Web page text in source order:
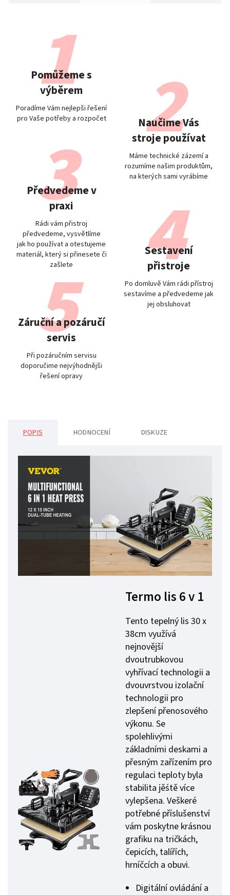
Pomůžeme s
výběrem
Poradíme Vám nejlepši řešení
pro Vaše potřeby a rozpočet
Naučime Vás
stroje používat
Máme technické zázemí a
rozumíme našim produktům,
na kterých sami vyrábíme
Předvedeme v
praxi
Rádi vám přistroj
předvedeme, vysvětlíme
jak ho používat a otestujeme
materiál, který si přinesete či
zašlete
Sestavení
přistroje
Po domluvě Vám rádi přístroj
sestavíme a předvedeme jak
jej obsluhovat
Záruční a pozáručí
servis
Při pozáručním servisu
doporučime nejvýhodnějši
řešení opravy
POPIS HODNOCENÍ DISKUZE
Termo lis 6 v 1
Tento tepelný lis 30 x
38cm využívá
nejnovější
dvoutrubkovou
vyhřívací technologii a
dvouvrstvou izolační
technologii pro
zlepšení přenosového
výkonu. Se
spolehlivými
základními deskami a
přesným zařízením pro
regulaci teploty byla
stabilita jěśtě více
vylepšena. Veškeré
potřebné příslušenství
vám poskytne krásnou
grafiku na tričkách,
čepicích, talířích,
hrníčcích a obuvi.
Digitální ovládání a